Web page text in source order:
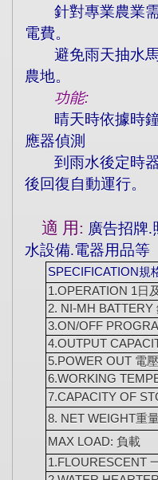
針對專業農業
電費。
避免雨天抽水
農地。
功能:
晴天時依據時
應器偵測
到雨水後定時
後回復自動運行。
適 用: 廣告招牌.
水設備.電器用品等
SPECIFICATION規
1.OPERATION 1日及
2. NI-MH BATTERY
3.ON/OFF
4.OUTPUT
5.POWER OUT 電壓
6.WORKING
7.CAPACITY OF
8. NET WEIGHT重
MAX LOAD: 負載
1.FLOURESCENT